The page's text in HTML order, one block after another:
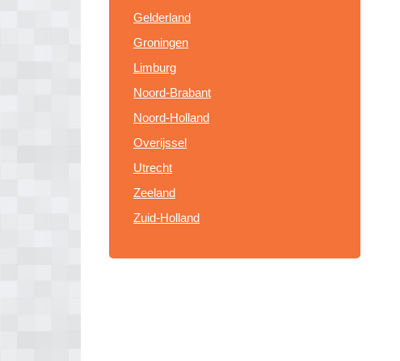
Gelderland
Groningen
Limburg
Noord-Brabant
Noord-Holland
Overijssel
Utrecht
Zeeland
Zuid-Holland